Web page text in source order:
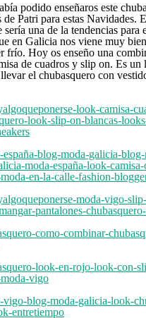
podido enseñaros este
de Patri para estas Navidades.
sería una de la tendencias para
en Galicia nos viene muy
frío. Hoy os enseño una
de cuadros y slip on. Es un
el chubasquero con